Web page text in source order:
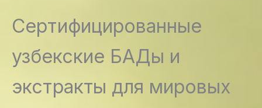
Сертифицированные
узбекские БАДы и
экстракты для мировых